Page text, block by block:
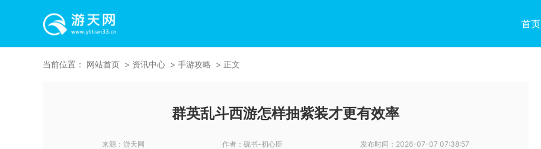
首页
当前位置： 网站首页 资讯中心 手游攻略 正文
群英乱斗西游怎样抽紫装才更有效率
来源： 游天网 作者： 砚书-初心臣 发布时间： 2026-07-07 07:38:57